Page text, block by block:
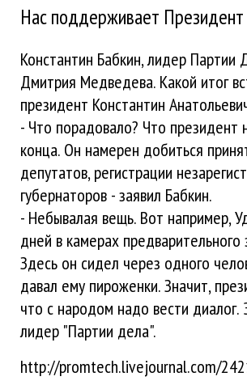
Нас поддерживает
Константин Бабкин, лидер
Дмитрия Медведева. Какой итог
президент Константин
- Что порадовало? Что
конца. Он намерен добиться
депутатов, регистрации
губернаторов - заявил Бабкин.
- Небывалая вещь. Вот например,
дней в камерах
Здесь он сидел через одного
давал ему пироженки. Значит,
что с народом надо вести
лидер "Партии дела".
http://promtech.livejournal.com/